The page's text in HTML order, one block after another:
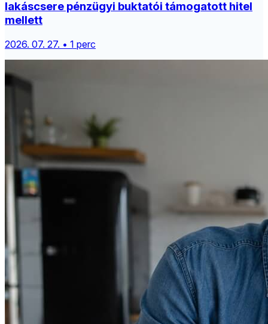
lakáscsere pénzügyi buktatói támogatott hitel
mellett
2026. 07. 27. • 1 perc